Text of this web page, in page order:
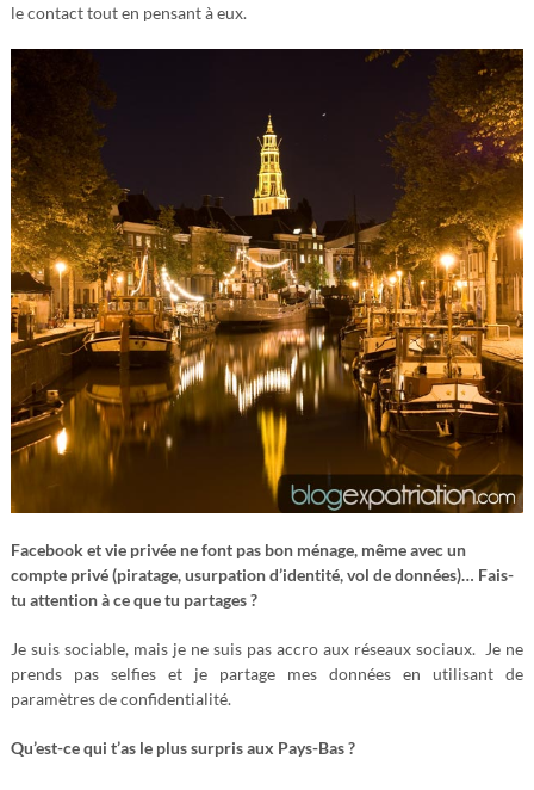
le contact tout en pensant à eux.
Facebook et vie privée ne font pas bon ménage, même avec un
compte privé (piratage, usurpation d’identité, vol de données)… Fais-
tu attention à ce que tu partages ?
Je suis sociable, mais je ne suis pas accro aux réseaux sociaux. Je ne
prends pas selfies et je partage mes données en utilisant de
paramètres de confidentialité.
Qu’est-ce qui t’as le plus surpris aux Pays-Bas ?